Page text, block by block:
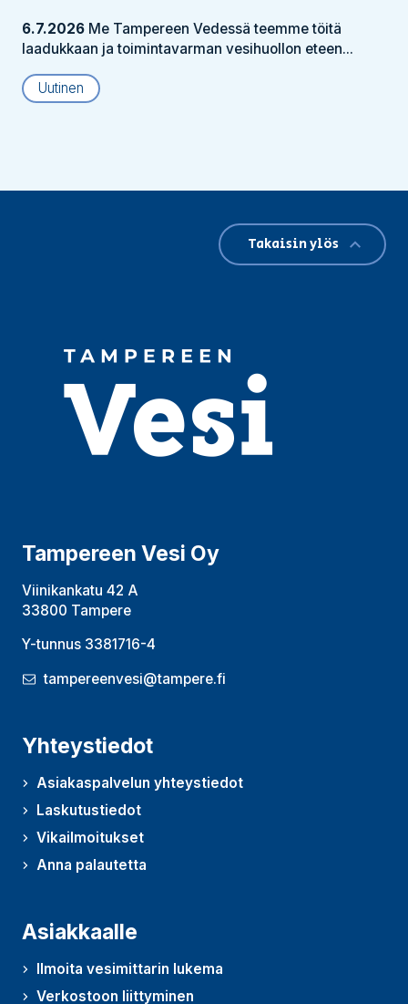
6.7.2026 Me Tampereen Vedessä teemme töitä
laadukkaan ja toimintavarman vesihuollon eteen...
Uutinen
Tampereen Vesi Oy
Viinikankatu 42 A
33800 Tampere
Y-tunnus 3381716-4
tampereenvesi@tampere.fi
Yhteystiedot
Asiakaspalvelun yhteystiedot
Laskutustiedot
Vikailmoitukset
Anna palautetta
(Avautuu uudessa ikkunassa)
Asiakkaalle
Ilmoita vesimittarin lukema
Verkostoon liittyminen
Takaisin ylös